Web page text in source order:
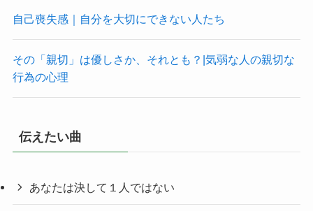
自己喪失感｜自分を大切にできない人たち
その「親切」は優しさか、それとも？|気弱な人の親切な
行為の心理
伝えたい曲
あなたは決して１人ではない